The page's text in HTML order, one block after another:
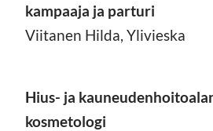
kampaaja ja parturi
Viitanen Hilda, Ylivieska
Hius- ja
kosmetologi